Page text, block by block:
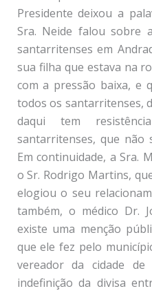
Presidente deixou a
Sra. Neide falou sobre
santarritenses em
sua filha que estava na
com a pressão baixa, e
todos os santarritenses,
daqui tem
santarritenses, que não
Em continuidade, a Sra.
o Sr. Rodrigo Martins,
elogiou o seu
também, o médico Dr.
existe uma menção
que ele fez pelo
vereador da cidade
indefinição da divisa